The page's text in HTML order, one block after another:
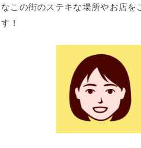
なこの街のステキな場所やお店を
す！